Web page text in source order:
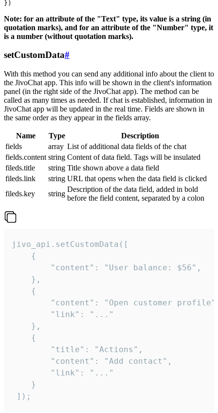
Note: for an attribute of the "Text" type, its value is a string (in
quotation marks), and for an attribute of the "Number" type, it
is a number (without quotation marks).
setCustomData#
With this method you can send any additional info about the client to
the JivoChat app. This info will be shown in the client's information
panel (in the right side of the JivoChat app). The method can be
called as many times as needed. If chat is established, information in
JivoChat app will be updated in the real time. Fields are shown in
the same order as they appear in the fields array.
Name Type
Description
fields
array List of additional data fields of the chat
fields.content string Content of data field. Tags will be insulated
fileds.title
string Title shown above a data field
fileds.link
string URL that opens when the data field is clicked
fileds.key
string
Description of the data field, added in bold
before the field content, separated by a colon
jivo_api.setCustomData([
    {
        "content": "User balance: $56",
    },
    {
"content": "Open customer
        "link": "..."
    },
    {
        "title": "Actions",
        "content": "Add contact",
        "link": "..."
    }
]);